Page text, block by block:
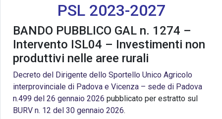
PSL 2023-2027
BANDO PUBBLICO GAL n. 1274 –
Intervento ISL04 – Investimenti non
produttivi nelle aree rurali
Decreto del Dirigente dello Sportello Unico Agricolo
interprovinciale di Padova e Vicenza – sede di Padova
n.499 del 26 gennaio 2026 pubblicato per estratto sul
BURV n. 12 del 30 gennaio 2026.